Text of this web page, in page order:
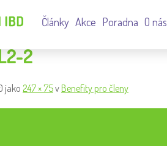
Články Akce Poradna O nás
2
jako 247 × 75v Benefity pro členy